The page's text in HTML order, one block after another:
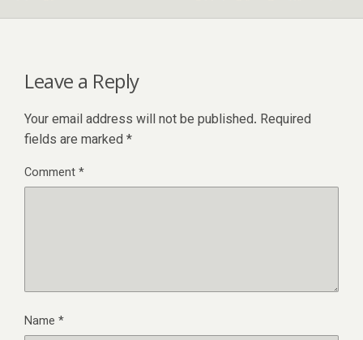
Leave a Reply
Your email address will not be published. Required
fields are marked *
Comment*
Name *